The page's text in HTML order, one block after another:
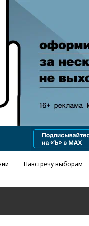
ad
Навстречу выборам